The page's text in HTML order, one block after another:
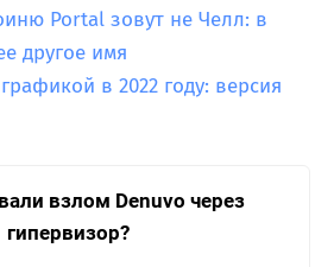
Portal зовут не Челл: в
другое имя
в 2022 году: версия
взлом Denuvo через
гипервизор?